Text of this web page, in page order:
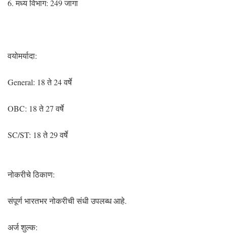
6. मध्य विभाग: 249 जागा
वयोमर्यादा:
General: 18 ते 24 वर्षे
OBC: 18 ते 27 वर्षे
SC/ST: 18 ते 29 वर्षे
नोकरीचे ठिकाण:
संपूर्ण भारतभर नोकरीची संधी उपलब्ध आहे.
अर्ज शुल्क: